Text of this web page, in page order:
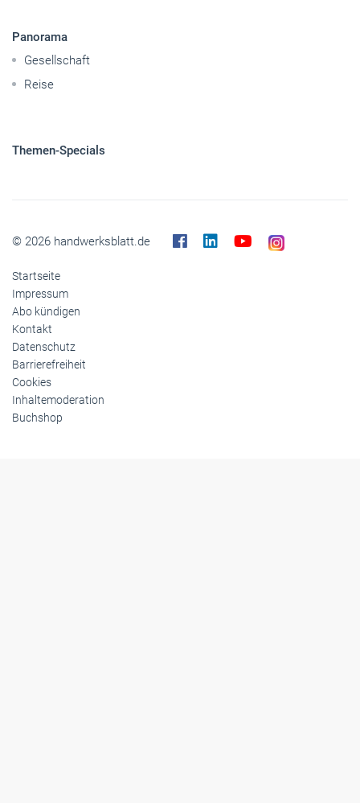
Panorama
Gesellschaft
Reise
Themen-Specials
© 2026 handwerksblatt.de
Startseite
Impressum
Abo kündigen
Kontakt
Datenschutz
Barrierefreiheit
Cookies
Inhaltemoderation
Buchshop